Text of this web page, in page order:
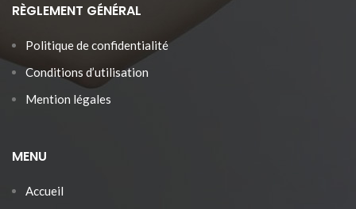
RÈGLEMENT GÉNÉRAL
Politique de confidentialité
Conditions d’utilisation
Mention légales
MENU
Accueil